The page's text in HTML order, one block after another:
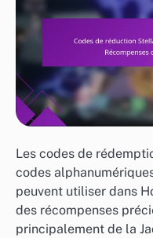
Les codes de
codes
peuvent utiliser dans
des récompenses
principalement de la